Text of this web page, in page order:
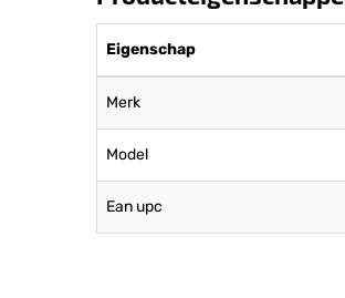
Eigenschap
Merk
Model
Ean upc